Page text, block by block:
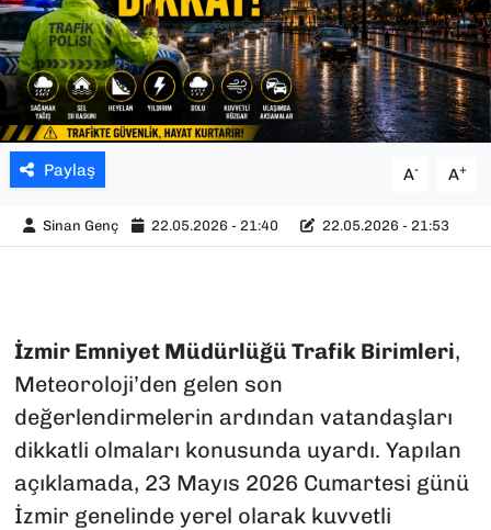
Paylaş A- A+
Sinan Genç 22.05.2026 - 21:40 22.05.2026 - 21:53
İzmir Emniyet Müdürlüğü Trafik Birimleri,
Meteoroloji’den gelen son
değerlendirmelerin ardından vatandaşları
dikkatli olmaları konusunda uyardı. Yapılan
açıklamada, 23 Mayıs 2026 Cumartesi günü
İzmir genelinde yerel olarak kuvvetli
SPOR
TEKNOLOJİ
YAŞAM